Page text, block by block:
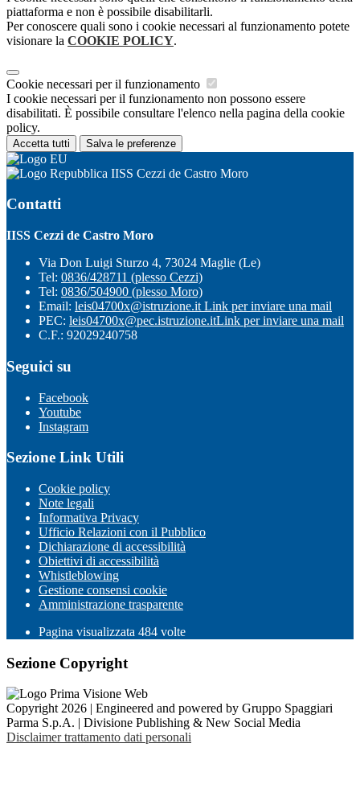
piattaforma e non è possibile disabilitarli.
Per conoscere quali sono i cookie necessari al funzionamento potete
visionare la COOKIE POLICY.
Cookie necessari per il funzionamento
I cookie necessari per il funzionamento non possono essere
disabilitati. È possibile consultare l'elenco nella pagina della cookie
policy.
Accetta tutti Salva le preferenze
IISS Cezzi de Castro Moro
Contatti
IISS Cezzi de Castro Moro
Via Don Luigi Sturzo 4, 73024 Maglie (Le)
Tel: 0836/428711 (plesso Cezzi)
Tel: 0836/504900 (plesso Moro)
Email: leis04700x@istruzione.it Link per inviare una mail
PEC: leis04700x@pec.istruzione.itLink per inviare una mail
C.F.: 92029240758
Seguici su
Facebook
Youtube
Instagram
Sezione Link Utili
Cookie policy
Note legali
Informativa Privacy
Ufficio Relazioni con il Pubblico
Dichiarazione di accessibilità
Obiettivi di accessibilità
Whistleblowing
Gestione consensi cookie
Amministrazione trasparente
Pagina visualizzata 484 volte
Sezione Copyright
Copyright 2026 | Engineered and powered by Gruppo Spaggiari
Parma S.p.A. | Divisione Publishing & New Social Media
Disclaimer trattamento dati personali